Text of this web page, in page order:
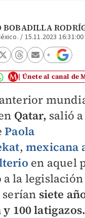
BOBADILLA
/ 15.11.2023 16:31:00
Únete al canal de
Qatar, salió
Paola
, mexicana
en aquel
a la
serían siete
100 latigazos.